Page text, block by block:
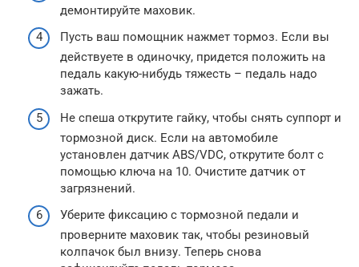
демонтируйте маховик.
Пусть ваш помощник нажмет тормоз. Если вы
действуете в одиночку, придется положить на
педаль какую-нибудь тяжесть – педаль надо
зажать.
Не спеша открутите гайку, чтобы снять суппорт и
тормозной диск. Если на автомобиле
установлен датчик ABS/VDC, открутите болт с
помощью ключа на 10. Очистите датчик от
загрязнений.
Уберите фиксацию с тормозной педали и
проверните маховик так, чтобы резиновый
колпачок был внизу. Теперь снова